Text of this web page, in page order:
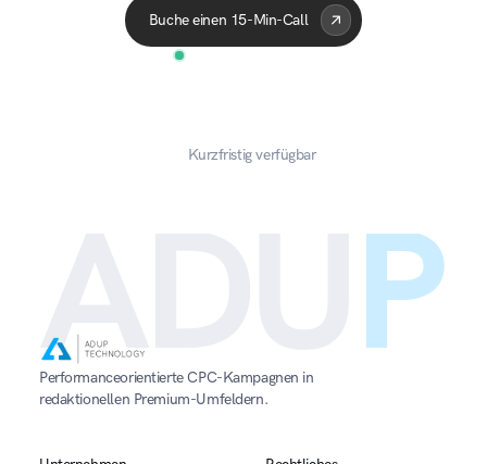
Buche einen 15-Min-Call
Kurzfristig verfügbar
ADU P
Performanceorientierte CPC-Kampagnen in
redaktionellen Premium-Umfeldern.